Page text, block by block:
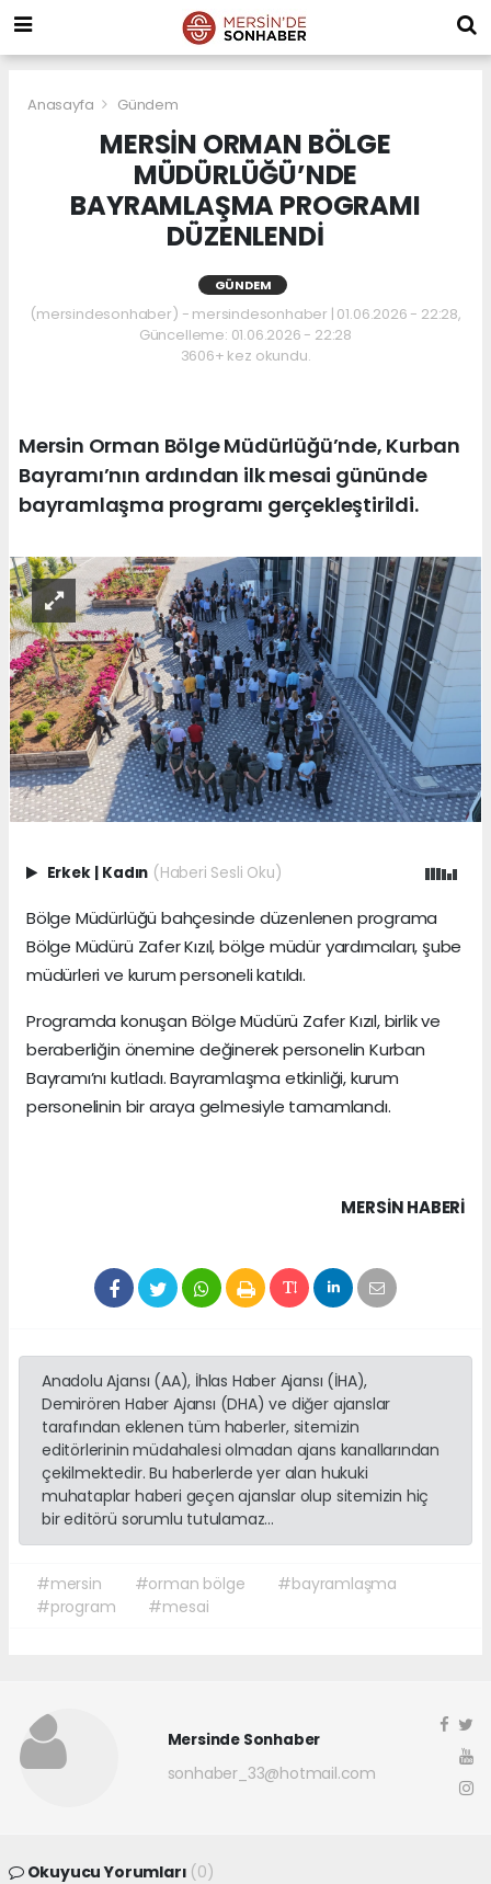
Anasayfa Gündem
MERSİN ORMAN BÖLGE
MÜDÜRLÜĞÜ’NDE
BAYRAMLAŞMA PROGRAMI
DÜZENLENDİ
GÜNDEM
(mersindesonhaber) - mersindesonhaber | 01.06.2026 - 22:28,
Güncelleme: 01.06.2026 - 22:28
3606+ kez okundu.
Mersin Orman Bölge Müdürlüğü’nde, Kurban
Bayramı’nın ardından ilk mesai gününde
bayramlaşma programı gerçekleştirildi.
Erkek | Kadın (Haberi Sesli Oku)
Bölge Müdürlüğü bahçesinde düzenlenen programa
Bölge Müdürü Zafer Kızıl, bölge müdür yardımcıları, şube
müdürleri ve kurum personeli katıldı.
Programda konuşan Bölge Müdürü Zafer Kızıl, birlik ve
beraberliğin önemine değinerek personelin Kurban
Bayramı’nı kutladı. Bayramlaşma etkinliği, kurum
personelinin bir araya gelmesiyle tamamlandı.
MERSIN HABERİ
Anadolu Ajansı (AA), İhlas Haber Ajansı (İHA),
Demirören Haber Ajansı (DHA) ve diğer ajanslar
tarafından eklenen tüm haberler, sitemizin
editörlerinin müdahalesi olmadan ajans kanallarından
çekilmektedir. Bu haberlerde yer alan hukuki
muhataplar haberi geçen ajanslar olup sitemizin hiç
bir editörü sorumlu tutulamaz...
#mersin #orman bölge
#bayramlaşma
#program
#mesai
Mersinde Sonhaber
sonhaber_33@hotmail.com
Okuyucu Yorumları (0)